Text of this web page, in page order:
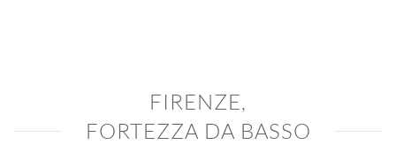
FIRENZE,
FORTEZZA DA BASSO